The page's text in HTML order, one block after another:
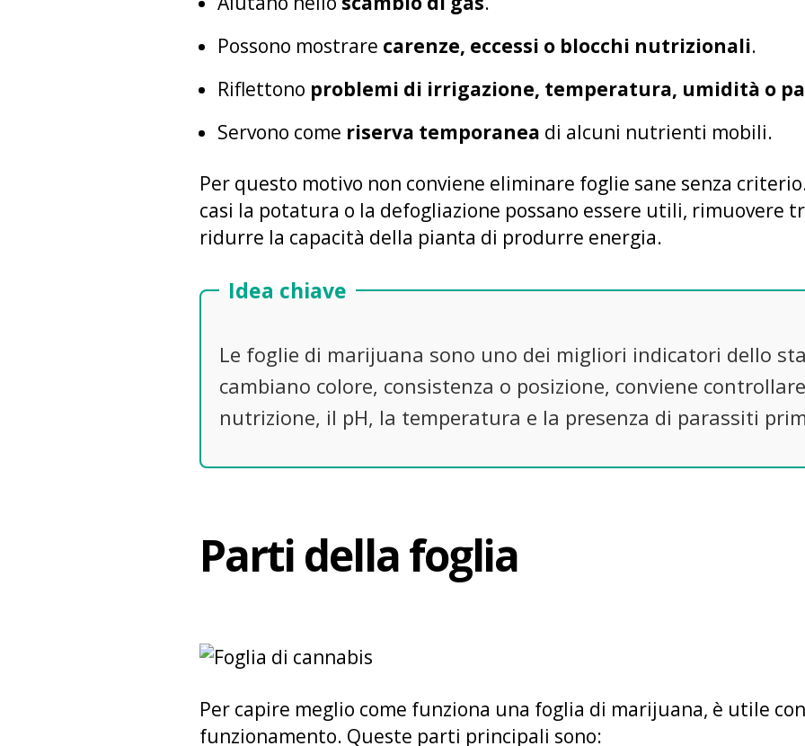
Possono mostrare carenze, eccessi o blocchi nutrizionali.
Riflettono problemi di irrigazione, temperatura, umidità o
Servono come riserva temporanea di alcuni nutrienti mobili.
Per questo motivo non conviene eliminare foglie sane senza
casi la potatura o la defogliazione possano essere utili, rimuovere
ridurre la capacità della pianta di produrre energia.
Idea chiave
Le foglie di marijuana sono uno dei migliori indicatori dello
cambiano colore, consistenza o posizione, conviene
nutrizione, il pH, la temperatura e la presenza di parassiti
Parti della foglia
Per capire meglio come funziona una foglia di marijuana, è utile
funzionamento. Queste parti principali sono: